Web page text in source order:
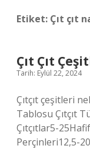
Etiket: Çıt çıt
Çıt Çıt
Tarih: Eylül 22, 2024
Çıtçıt çeşitleri
Tablosu Çıtçıt
Çıtçıtlar5-
Perçinleri12,5-